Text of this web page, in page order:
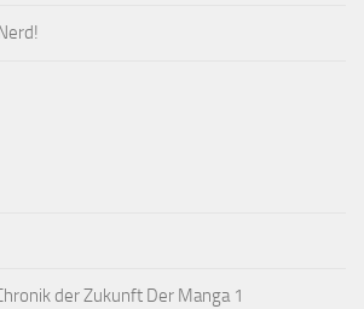
der Zukunft Der Manga 1